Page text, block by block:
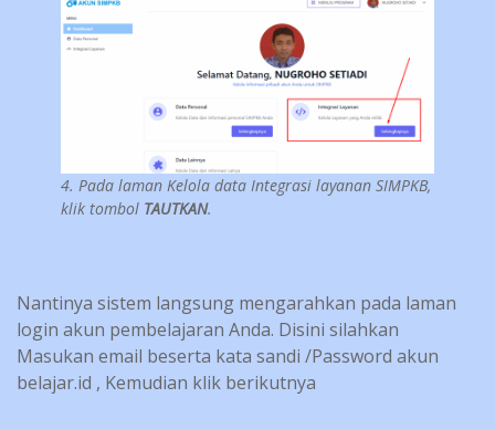
4. Pada laman Kelola data Integrasi layanan SIMPKB,
klik tombol TAUTKAN.
Nantinya sistem langsung mengarahkan pada laman
login akun pembelajaran Anda. Disini silahkan
Masukan email beserta kata sandi /Password akun
belajar.id , Kemudian klik berikutnya